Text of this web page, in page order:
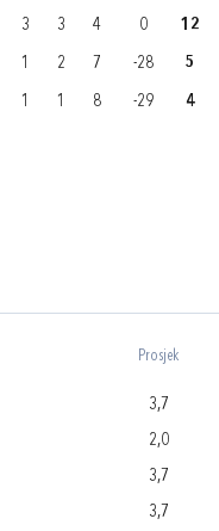
3 3 4 0 12
1 2 7 -28 5
1 1 8 -29 4
Prosjek
3,7
2,0
3,7
3,7